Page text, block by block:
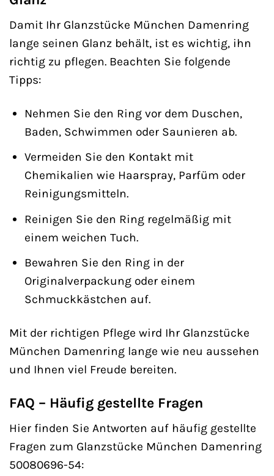
Damit Ihr Glanzstücke München Damenring
lange seinen Glanz behält, ist es wichtig, ihn
richtig zu pflegen. Beachten Sie folgende
Tipps:
Nehmen Sie den Ring vor dem Duschen,
Baden, Schwimmen oder Saunieren ab.
Vermeiden Sie den Kontakt mit
Chemikalien wie Haarspray, Parfüm oder
Reinigungsmitteln.
Reinigen Sie den Ring regelmäßig mit
einem weichen Tuch.
Bewahren Sie den Ring in der
Originalverpackung oder einem
Schmuckkästchen auf.
Mit der richtigen Pflege wird Ihr Glanzstücke
München Damenring lange wie neu aussehen
und Ihnen viel Freude bereiten.
FAQ – Häufig gestellte Fragen
Hier finden Sie Antworten auf häufig gestellte
Fragen zum Glanzstücke München Damenring
50080696-54: